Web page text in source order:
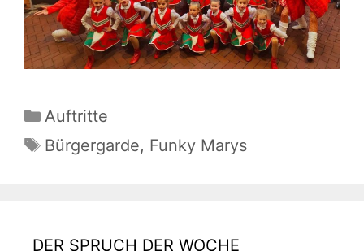
Kategorien
Auftritte
Schlagwörter
Bürgergarde, Funky Marys
DER SPRUCH DER WOCHE